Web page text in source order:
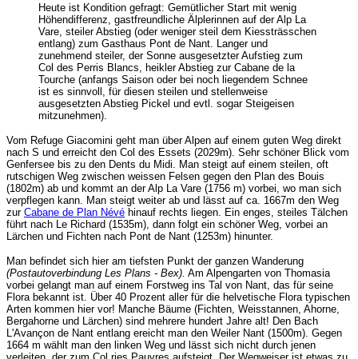
Heute ist Kondition gefragt: Gemütlicher Start mit wenig
Höhendifferenz, gastfreundliche Älplerinnen auf der Alp La
Vare, steiler Abstieg (oder weniger steil dem Kiessträsschen
entlang) zum Gasthaus Pont de Nant. Langer und
zunehmend steiler, der Sonne ausgesetzter Aufstieg zum
Col des Perris Blancs, heikler Abstieg zur Cabane de la
Tourche (anfangs Saison oder bei noch liegendem Schnee
ist es sinnvoll, für diesen steilen und stellenweise
ausgesetzten Abstieg Pickel und evtl. sogar Steigeisen
mitzunehmen).
Vom Refuge Giacomini geht man über Alpen auf einem guten Weg direkt
nach S und erreicht den Col des Essets (2029m). Sehr schöner Blick vom
Genfersee bis zu den Dents du Midi. Man steigt auf einem steilen, oft
rutschigen Weg zwischen weissen Felsen gegen den Plan des Bouis
(1802m) ab und kommt an der Alp La Vare (1756 m) vorbei, wo man sich
verpflegen kann. Man steigt weiter ab und lässt auf ca. 1667m den Weg
zur Cabane de Plan Névé hinauf rechts liegen. Ein enges, steiles Tälchen
führt nach Le Richard (1535m), dann folgt ein schöner Weg, vorbei an
Lärchen und Fichten nach Pont de Nant (1253m) hinunter.
Man befindet sich hier am tiefsten Punkt der ganzen Wanderung
(Postautoverbindung Les Plans - Bex). Am Alpengarten von Thomasia
vorbei gelangt man auf einem Forstweg ins Tal von Nant, das für seine
Flora bekannt ist. Über 40 Prozent aller für die helvetische Flora typischen
Arten kommen hier vor! Manche Bäume (Fichten, Weisstannen, Ahorne,
Bergahorne und Lärchen) sind mehrere hundert Jahre alt! Den Bach
L'Avançon de Nant entlang ereicht man den Weiler Nant (1500m). Gegen
1664 m wählt man den linken Weg und lässt sich nicht durch jenen